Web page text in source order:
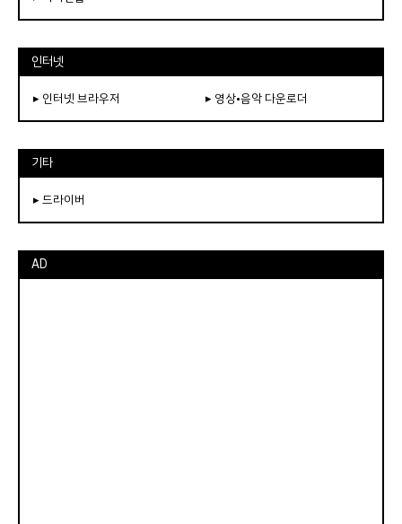
인터넷
▸ 인터넷 브라우저 ▸ 영상•음악 다운로더
기타
▸ 드라이버
AD